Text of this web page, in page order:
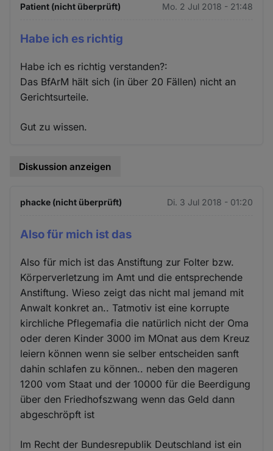
Patient (nicht überprüft) Mo. 2 Jul 2018 - 21:48
Habe ich es richtig
Habe ich es richtig verstanden?:
Das BfArM hält sich (in über 20 Fällen) nicht an
Gerichtsurteile.
Gut zu wissen.
Diskussion anzeigen
phacke (nicht überprüft) Di. 3 Jul 2018 - 01:20
Also für mich ist das
Also für mich ist das Anstiftung zur Folter bzw.
Körperverletzung im Amt und die entsprechende
Anstiftung. Wieso zeigt das nicht mal jemand mit
Anwalt konkret an.. Tatmotiv ist eine korrupte
kirchliche Pflegemafia die natürlich nicht der Oma
oder deren Kinder 3000 im MOnat aus dem Kreuz
leiern können wenn sie selber entscheiden sanft
dahin schlafen zu können.. neben den mageren
1200 vom Staat und der 10000 für die Beerdigung
über den Friedhofszwang wenn das Geld dann
abgeschröpft ist
Im Recht der Bundesrepublik Deutschland ist ein